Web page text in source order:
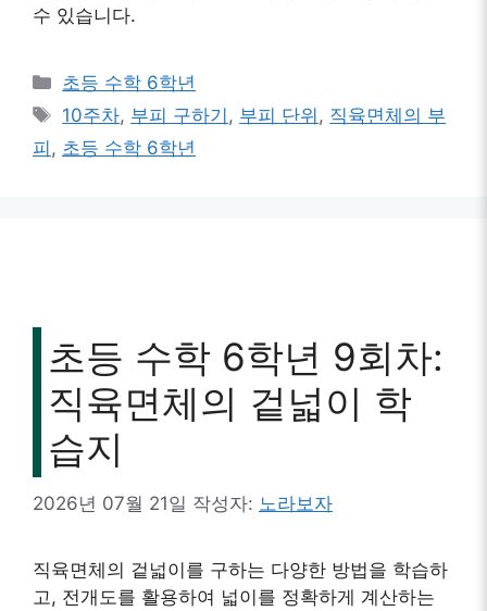
수 있습니다.
카
테
리
초등 수학 6학년
태
그
10주차, 부피 구하기 , 부피 단위 , 직육면체의 부
피 , 초등 수학 6학년
초등 수학 6학년 9회차:
직육면체의 겉넓이 학
습지
2026년 07월 21일 작성자: 노라보자
직육면체의 겉넓이를 구하는 다양한 방법을 학습하
고, 전개도를 활용하여 넓이를 정확하게 계산하는